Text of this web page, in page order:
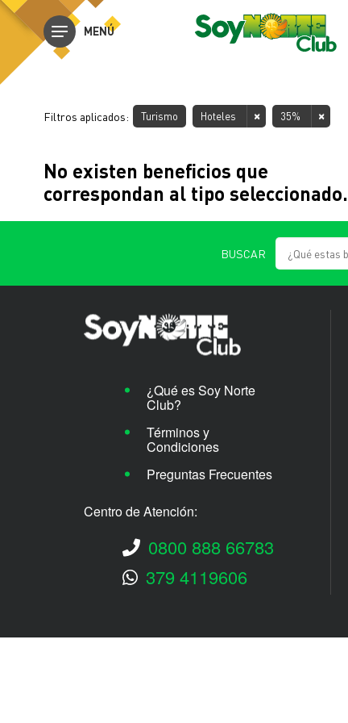
MENÚ
Filtros aplicados: Turismo Hoteles 35%
No existen beneficios que
correspondan al tipo seleccionado.
BUSCAR
¿Qué es Soy Norte
Club?
Términos y
Condiciones
Preguntas Frecuentes
Centro de Atención:
0800 888 66783
379 4119606